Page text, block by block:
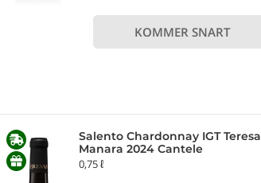
KOMMER SNART
Salento Chardonnay IGT Teresa
Manara 2024 Cantele
0,75 ℓ